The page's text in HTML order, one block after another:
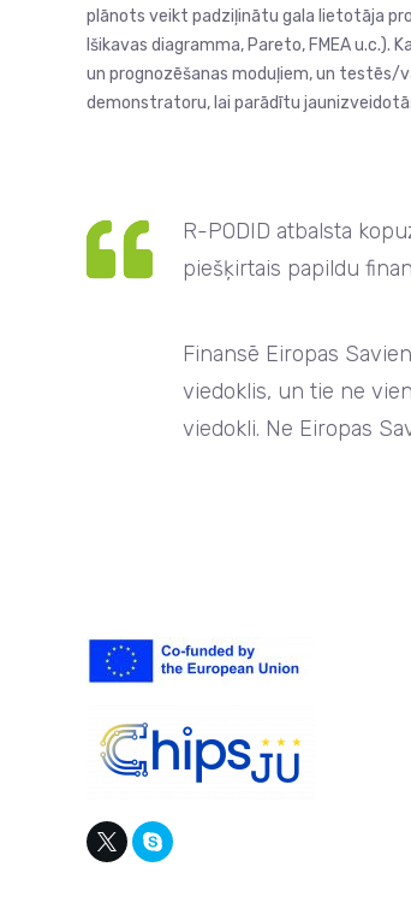
plānots veikt padziļinātu gala lietotāja
Išikavas diagramma, Pareto, FMEA u.c.).
un prognozēšanas moduļiem, un testēs/
demonstratoru, lai parādītu
R-PODID atbalsta
piešķirtais papildu
Finansē Eiropas
viedoklis, un tie ne
viedokli. Ne Eiropas